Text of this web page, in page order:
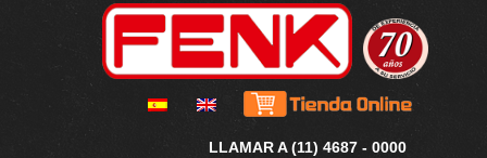
LLAMAR A (11) 4687 - 0000